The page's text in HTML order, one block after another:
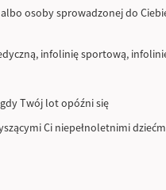
osoby sprowadzonej do
infolinię sportową,
Twój lot opóźni się
Ci niepełnoletnimi